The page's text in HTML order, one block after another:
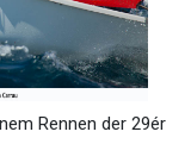
Rennen der 29ér